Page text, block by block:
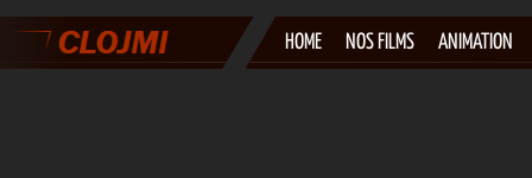
HOME NOS FILMS ANIMATION